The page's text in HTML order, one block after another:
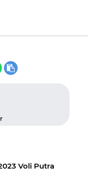
Voli Putra